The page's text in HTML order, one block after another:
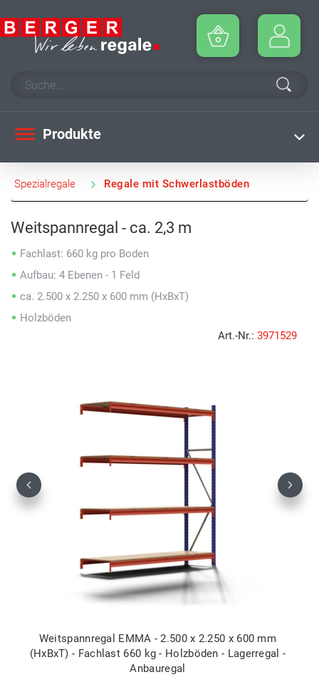
Produkte
Spezialregale Regale mit Schwerlastböden
Weitspannregal - ca. 2,3 m
Fachlast: 660 kg pro Boden
Aufbau: 4 Ebenen - 1 Feld
ca. 2.500 x 2.250 x 600 mm (HxBxT)
Holzböden
Art.-Nr.: 3971529
Weitspannregal EMMA - 2.500 x 2.250 x 600 mm
(HxBxT) - Fachlast 660 kg - Holzböden - Lagerregal -
Anbauregal
Previous Next